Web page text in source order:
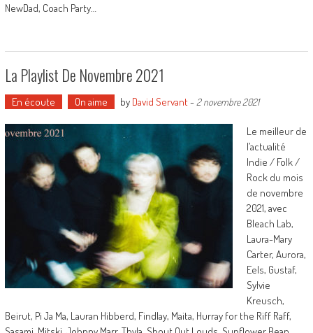
NewDad, Coach Party…
La Playlist De Novembre 2021
En écoute On aime by David Servant- 2 novembre 2021
Le meilleur de
l’actualité
Indie / Folk /
Rock du mois
de novembre
2021, avec
Bleach Lab,
Laura-Mary
Carter, Aurora,
Eels, Gustaf,
Sylvie
Kreusch,
Beirut, Pi Ja Ma, Lauran Hibberd, Findlay, Maita, Hurray for the Riff Raff,